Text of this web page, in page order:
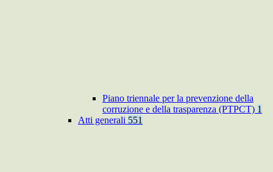
Piano triennale per la prevenzione della
corruzione e della trasparenza (PTPCT) 1
Atti generali 551